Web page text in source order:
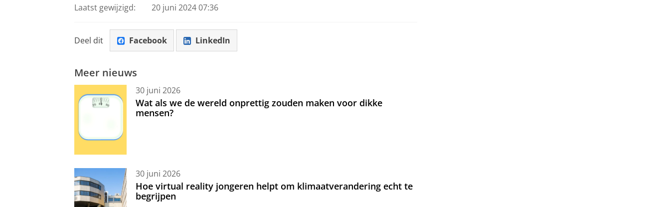
Laatst gewijzigd: 20 juni 2024 07:36
Deel dit Facebook LinkedIn
Meer nieuws
30 juni 2026
Wat als we de wereld onprettig zouden maken voor dikke
mensen?
30 juni 2026
Hoe virtual reality jongeren helpt om klimaatverandering echt te
begrijpen